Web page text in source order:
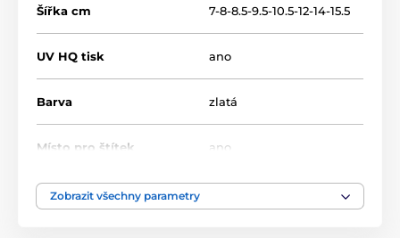
Šířka cm 7-8-8.5-9.5-10.5-12-14-15.5
UV HQ tisk ano
Barva zlatá
Místo pro štítek ano
Výška cm
20-22
Zobrazit všechny parametry